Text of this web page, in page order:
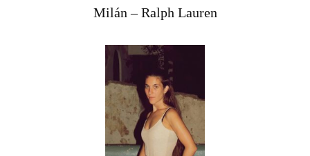
Milán – Ralph Lauren